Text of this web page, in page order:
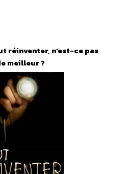
réinventer, n’est-ce pas
meilleur ?